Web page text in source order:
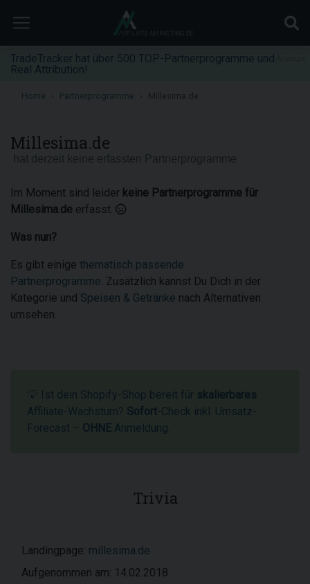
TradeTracker hat über 500 TOP-Partnerprogramme und
Real Attribution!
Home Partnerprogramme
Millesima.de
Im Moment sind leider keine Partnerprogramme für
Millesima.de erfasst.
Was nun?
Es gibt einige thematisch passende
Partnerprogramme. Zusätzlich kannst Du Dich in der
Kategorie und Speisen & Getränke nach Alternativen
umsehen.
💡 Ist dein Shopify-Shop bereit für skalierbares
Affiliate-Wachstum? Sofort-Check inkl. Umsatz-
Forecast – OHNE Anmeldung.
Trivia
Landingpage: millesima.de
Aufgenommen am: 14.02.2018